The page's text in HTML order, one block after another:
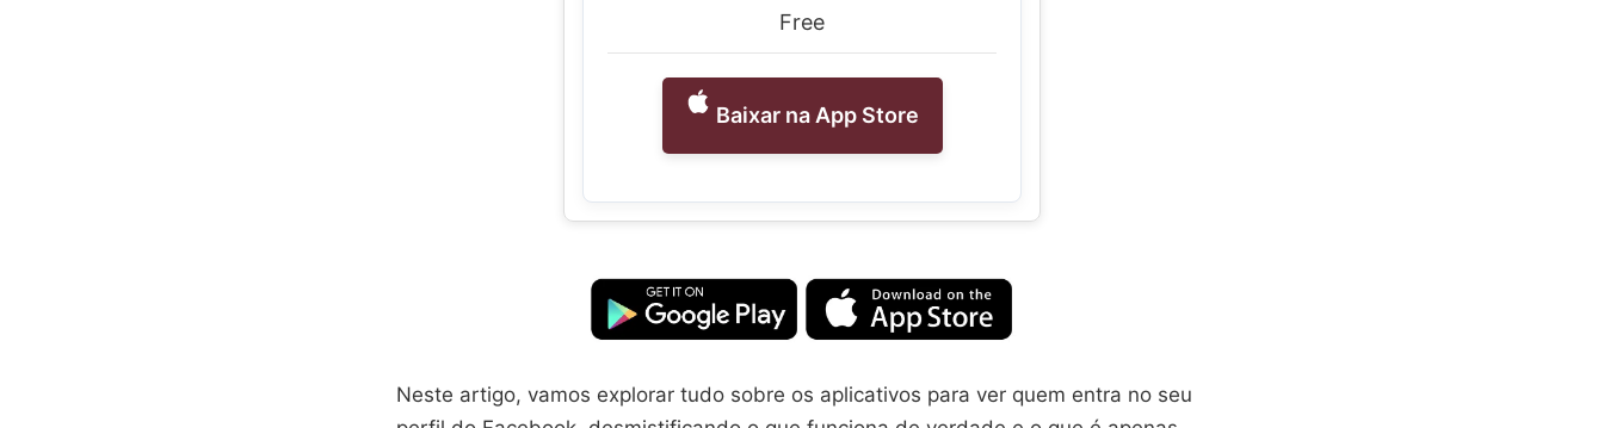
Free
Baixar na App Store
Neste artigo, vamos explorar tudo sobre os aplicativos para ver quem entra no seu